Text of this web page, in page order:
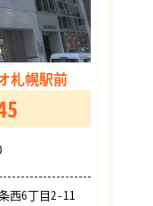
札幌駅前
西6丁目2-11